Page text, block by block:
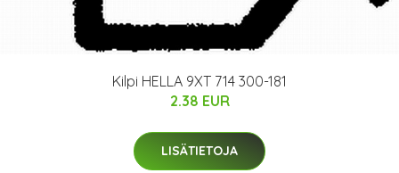
Kilpi HELLA 9XT 714 300-181
2.38 EUR
LISÄTIETOJA